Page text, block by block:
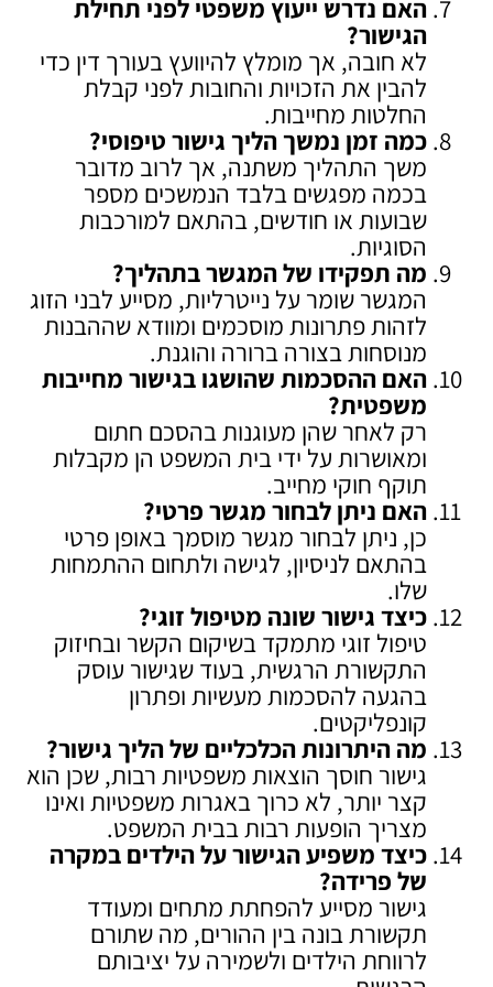
האם נדרש ייעוץ משפטי לפני תחילת
הגישור?
לא חובה, אך מומלץ להיוועץ בעורך דין כדי
להבין את הזכויות והחובות לפני קבלת
החלטות מחייבות.
כמה זמן נמשך הליך גישור טיפוסי?
משך התהליך משתנה, אך לרוב מדובר
בכמה מפגשים בלבד הנמשכים מספר
שבועות או חודשים, בהתאם למורכבות
הסוגיות.
מה תפקידו של המגשר בתהליך?
המגשר שומר על נייטרליות, מסייע לבני הזוג
לזהות פתרונות מוסכמים ומוודא שההבנות
מנוסחות בצורה ברורה והוגנת.
האם ההסכמות שהושגו בגישור מחייבות
משפטית?
רק לאחר שהן מעוגנות בהסכם חתום
ומאושרות על ידי בית המשפט הן מקבלות
תוקף חוקי מחייב.
האם ניתן לבחור מגשר פרטי?
כן, ניתן לבחור מגשר מוסמך באופן פרטי
בהתאם לניסיון, לגישה ולתחום ההתמחות
שלו.
כיצד גישור שונה מטיפול זוגי?
טיפול זוגי מתמקד בשיקום הקשר ובחיזוק
התקשורת הרגשית, בעוד שגישור עוסק
בהגעה להסכמות מעשיות ופתרון
קונפליקטים.
מה היתרונות הכלכליים של הליך גישור?
גישור חוסך הוצאות משפטיות רבות, שכן הוא
קצר יותר, לא כרוך באגרות משפטיות ואינו
מצריך הופעות רבות בבית המשפט.
כיצד משפיע הגישור על הילדים במקרה
של פרידה?
גישור מסייע להפחתת מתחים ומעודד
תקשורת בונה בין ההורים, מה שתורם
לרווחת הילדים ולשמירה על יציבותם